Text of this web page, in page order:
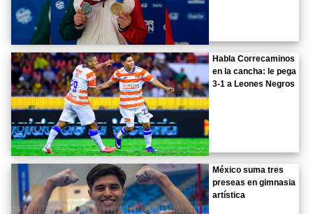
Habla Correcaminos
en la cancha: le pega
3-1 a Leones Negros
México suma tres
preseas en gimnasia
artística